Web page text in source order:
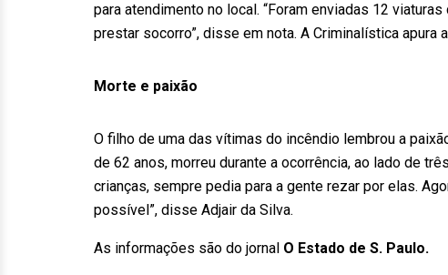
para atendimento no local. “Foram enviadas 12
prestar socorro”, disse em nota. A Criminalística apura
Morte e paixão
O filho de uma das vítimas do incêndio lembrou a
de 62 anos, morreu durante a ocorrência, ao lado de
crianças, sempre pedia para a gente rezar por elas.
possível”, disse Adjair da Silva.
As informações são do jornal O Estado de S. Paulo.